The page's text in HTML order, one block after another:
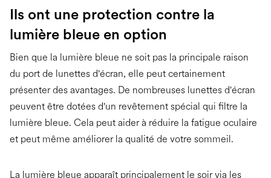
Ils ont une protection contre la
lumière bleue en option
Bien que la lumière bleue ne soit pas la principale raison
du port de lunettes d'écran, elle peut certainement
présenter des avantages. De nombreuses lunettes d'écran
peuvent être dotées d'un revêtement spécial qui filtre la
lumière bleue. Cela peut aider à réduire la fatigue oculaire
et peut même améliorer la qualité de votre sommeil.
La lumière bleue apparaît principalement le soir via les